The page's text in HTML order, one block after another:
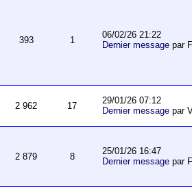
393 1
06/02/26 21:22
Dernier messagepar
2 962 17
29/01/26 07:12
Dernier messagepar
2 879 8
25/01/26 16:47
Dernier messagepar